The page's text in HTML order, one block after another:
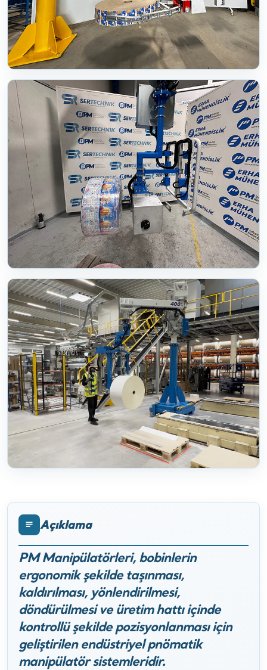
Açıklama
PM Manipülatörleri, bobinlerin
ergonomik şekilde taşınması,
kaldırılması, yönlendirilmesi,
döndürülmesi ve üretim hattı içinde
kontrollü şekilde pozisyonlanması için
geliştirilen endüstriyel pnömatik
manipülatör sistemleridir.